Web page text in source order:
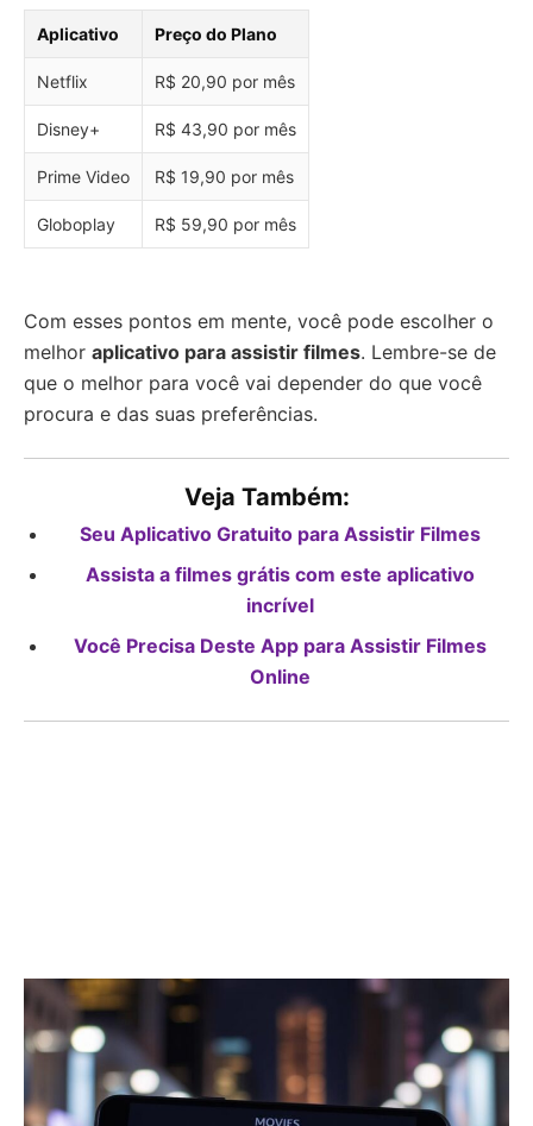
Aplicativo Preço do Plano
Netflix R$ 20,90 por mês
Disney+ R$ 43,90 por mês
Prime Video R$ 19,90 por mês
Globoplay R$ 59,90 por mês
Com esses pontos em mente, você pode escolher o
melhor aplicativo para assistir filmes. Lembre-se de
que o melhor para você vai depender do que você
procura e das suas preferências.
Veja Também:
Seu Aplicativo Gratuito para Assistir Filmes
Assista a filmes grátis com este aplicativo
incrível
Você Precisa Deste App para Assistir Filmes
Online